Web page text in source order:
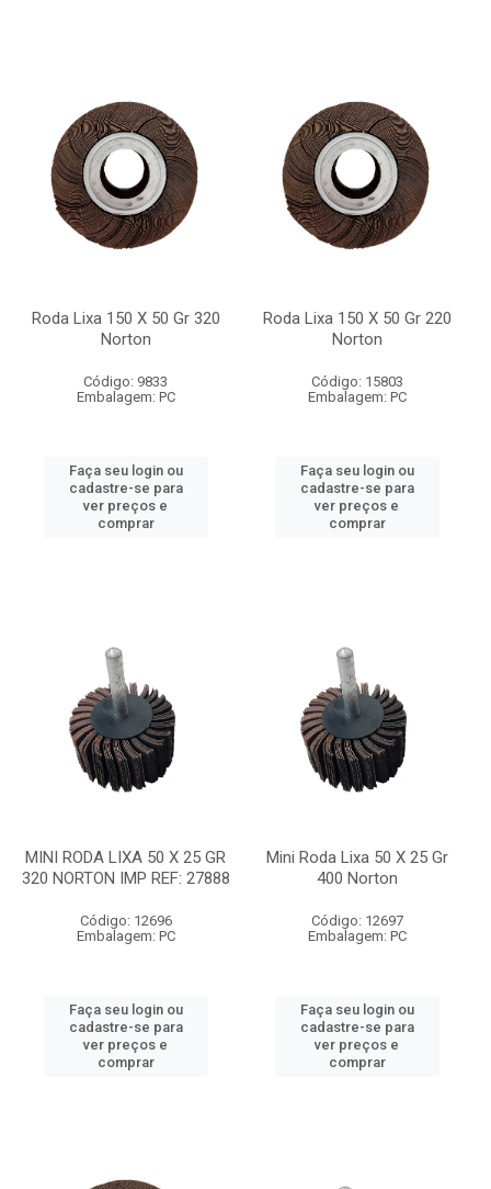
Roda Lixa 150 X 50 Gr 320
Norton
Código: 9833
Embalagem: PC
Faça seu login ou
cadastre-se para
ver preços e
comprar
Roda Lixa 150 X 50 Gr 220
Norton
Código: 15803
Embalagem: PC
Faça seu login ou
cadastre-se para
ver preços e
comprar
MINI RODA LIXA 50 X 25 GR
320 NORTON IMP REF: 27888
Código: 12696
Embalagem: PC
Faça seu login ou
cadastre-se para
ver preços e
comprar
Mini Roda Lixa 50 X 25 Gr
400 Norton
Código: 12697
Embalagem: PC
Faça seu login ou
cadastre-se para
ver preços e
comprar